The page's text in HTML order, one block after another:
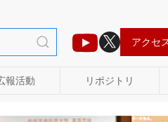
アクセ
報活動 リポジトリ